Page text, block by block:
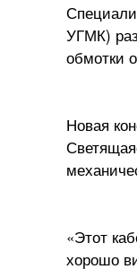
УГМК)
обмотки
Новая
«Этот
хорошо